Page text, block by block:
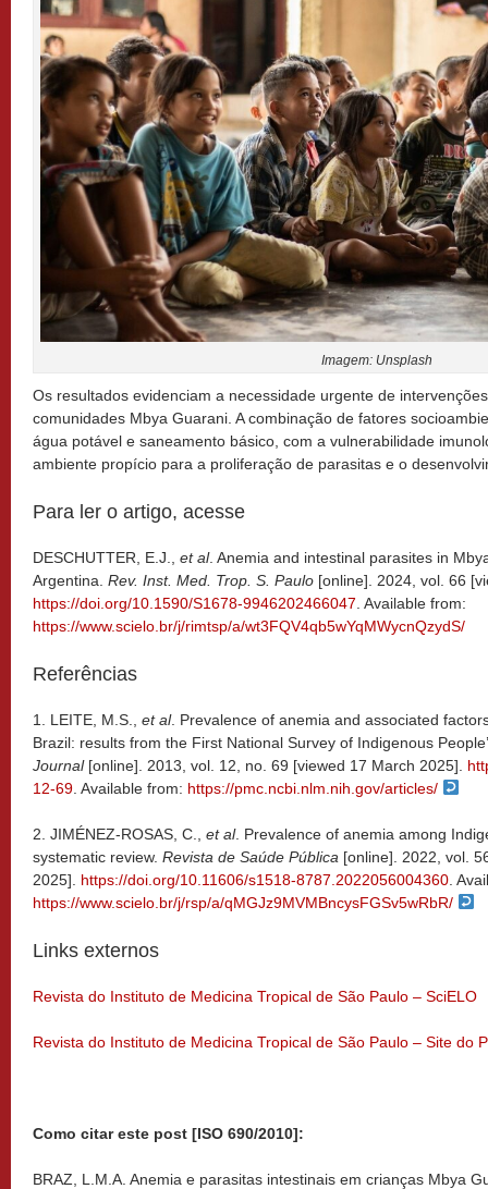
Imagem: Unsplash
Os resultados evidenciam a necessidade urgente de
comunidades Mbya Guarani. A combinação de fatores
água potável e saneamento básico, com a vulnerabilidade
ambiente propício para a proliferação de parasitas e o
Para ler o artigo, acesse
DESCHUTTER, E.J., et al. Anemia and intestinal parasites in
Argentina. Rev. Inst. Med. Trop. S. Paulo [online]. 2024, vol. 66
https://doi.org/10.1590/S1678-9946202466047 . Available from:
https://www.scielo.br/j/rimtsp/a/wt3FQV4qb5wYqMWycnQzydS/
Referências
1. LEITE, M.S., et al. Prevalence of anemia and associated
Brazil: results from the First National Survey of Indigenous
Journal [online]. 2013, vol. 12, no. 69 [viewed 17 March 2025].
12-69 . Available from: https://pmc.ncbi.nlm.nih.gov/articles/
2. JIMÉNEZ-ROSAS, C., et al. Prevalence of anemia among
systematic review. Revista de Saúde Pública [online]. 2022, vol.
2025]. https://doi.org/10.11606/s1518-8787.2022056004360 .
https://www.scielo.br/j/rsp/a/qMGJz9MVMBncysFGSv5wRbR/
Links externos
Revista do Instituto de Medicina Tropical de São Paulo – SciELO
Revista do Instituto de Medicina Tropical de São Paulo – Site do
Como citar este post [ISO 690/2010]:
BRAZ, L.M.A. Anemia e parasitas intestinais em crianças Mbya